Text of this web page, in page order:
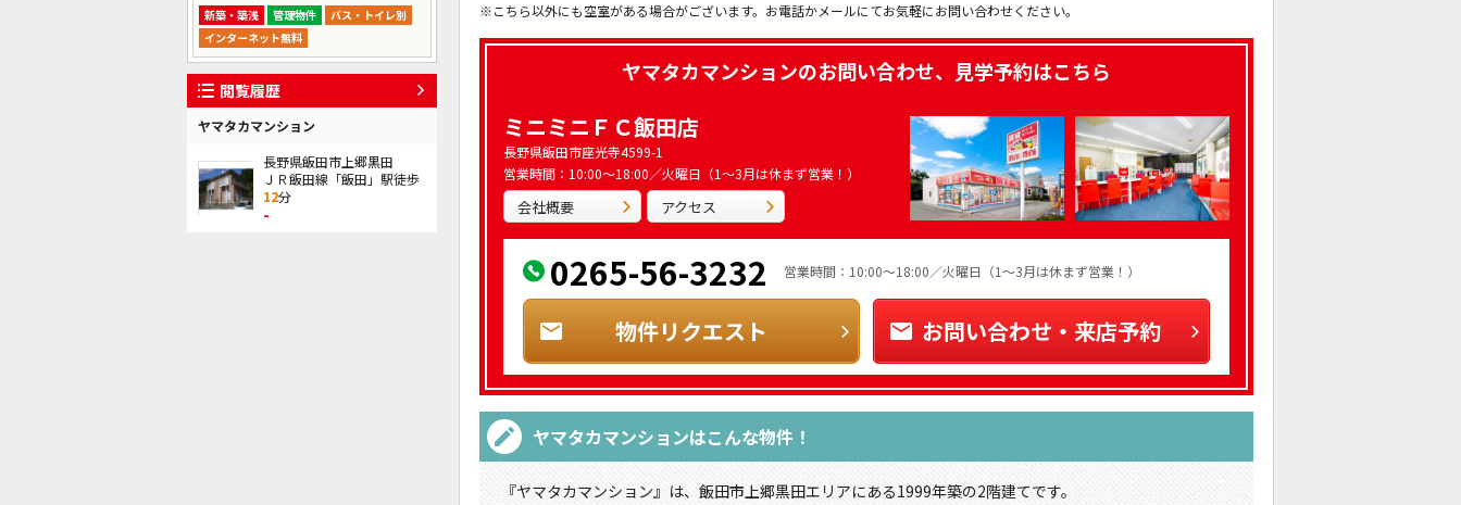
新築・築浅 管理物件
バス・トイレ別
インターネット無料
閲覧履歴
ヤマタカマンション
長野県飯田市上郷黒田
ＪＲ飯田線「飯田」駅徒歩
12分
-
※こちら以外にも空室がある場合がございます。お電話かメールにてお気軽にお問い合わせください。
ヤマタカマンションのお問い合わせ、見学予約はこちら
ミニミニＦＣ飯田店
長野県飯田市座光寺4599-1
営業時間：10:00～18:00／火曜日（1～3月は休まず営業！）
会社概要 アクセス
0265-56-3232 営業時間：10:00～18:00／火曜日（1～3月は休まず営業！）
物件リクエスト お問い合わせ・来店予約
ヤマタカマンションはこんな物件！
『ヤマタカマンション』は、飯田市上郷黒田エリアにある1999年築の2階建てです。